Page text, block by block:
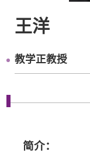
王洋
教学正教授
简介：